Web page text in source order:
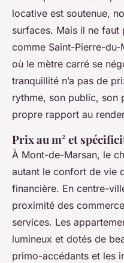
locative est soutenue,
surfaces. Mais il ne
comme Saint-Pierre-
où le mètre carré se
tranquillité n’a pas de
rythme, son public, son
propre rapport au
Prix au m² et
À Mont-de-Marsan, le
autant le confort de vie
financière. En centre-
proximité des
services. Les
lumineux et dotés de
primo-accédants et les